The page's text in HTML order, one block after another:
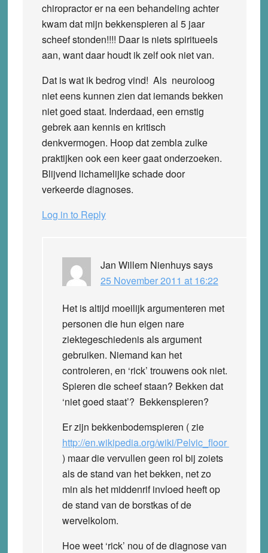
chiropractor er na een behandeling achter
kwam dat mijn bekkenspieren al 5 jaar
scheef stonden!!!! Daar is niets spiritueels
aan, want daar houdt ik zelf ook niet van.
Dat is wat ik bedrog vind! Als neuroloog
niet eens kunnen zien dat iemands bekken
niet goed staat. Inderdaad, een ernstig
gebrek aan kennis en kritisch
denkvermogen. Hoop dat zembla zulke
praktijken ook een keer gaat onderzoeken.
Blijvend lichamelijke schade door
verkeerde diagnoses.
Log in to Reply
Jan Willem Nienhuyssays
25 November 2011 at 16:22
Het is altijd moeilijk argumenteren met
personen die hun eigen nare
ziektegeschiedenis als argument
gebruiken. Niemand kan het
controleren, en ‘rick’ trouwens ook niet.
Spieren die scheef staan? Bekken dat
‘niet goed staat’? Bekkenspieren?
Er zijn bekkenbodemspieren ( zie
http://en.wikipedia.org/wiki/Pelvic_floor
) maar die vervullen geen rol bij zoiets
als de stand van het bekken, net zo
min als het middenrif invloed heeft op
de stand van de borstkas of de
wervelkolom.
Hoe weet ‘rick’ nou of de diagnose van